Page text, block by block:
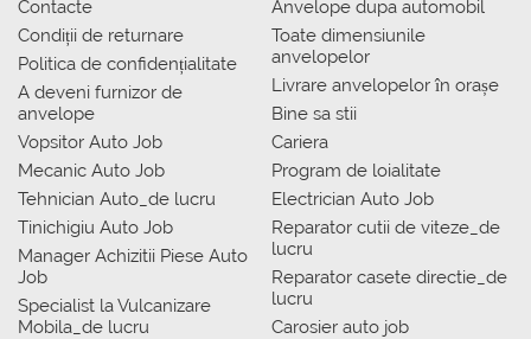
Contacte
Condiții de returnare
Politica de confidențialitate
A deveni furnizor de
anvelope
Vopsitor Auto Job
Mecanic Auto Job
Tehnician Auto_de lucru
Tinichigiu Auto Job
Manager Achizitii Piese Auto
Job
Specialist la Vulcanizare
Mobila_de lucru
Anvelope dupa automobil
Toate dimensiunile
anvelopelor
Livrare anvelopelor în orașe
Bine sa stii
Cariera
Program de loialitate
Electrician Auto Job
Reparator cutii de viteze_de
lucru
Reparator casete directie_de
lucru
Carosier auto job